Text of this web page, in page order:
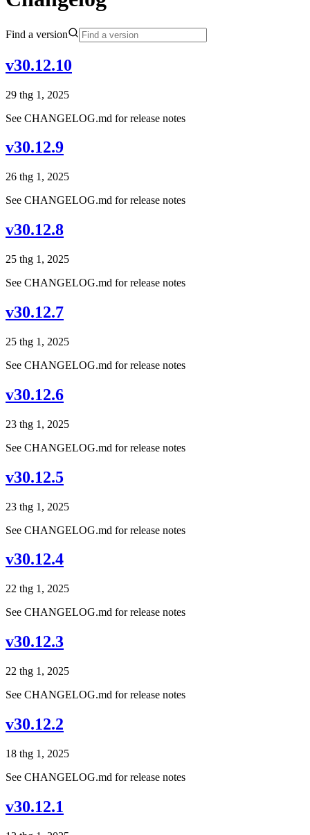
Find a version
v30.12.10
29 thg 1, 2025
See CHANGELOG.md for release notes
v30.12.9
26 thg 1, 2025
See CHANGELOG.md for release notes
v30.12.8
25 thg 1, 2025
See CHANGELOG.md for release notes
v30.12.7
25 thg 1, 2025
See CHANGELOG.md for release notes
v30.12.6
23 thg 1, 2025
See CHANGELOG.md for release notes
v30.12.5
23 thg 1, 2025
See CHANGELOG.md for release notes
v30.12.4
22 thg 1, 2025
See CHANGELOG.md for release notes
v30.12.3
22 thg 1, 2025
See CHANGELOG.md for release notes
v30.12.2
18 thg 1, 2025
See CHANGELOG.md for release notes
v30.12.1